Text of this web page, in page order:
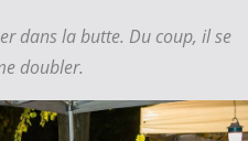
dans la butte. Du coup, il se
doubler.